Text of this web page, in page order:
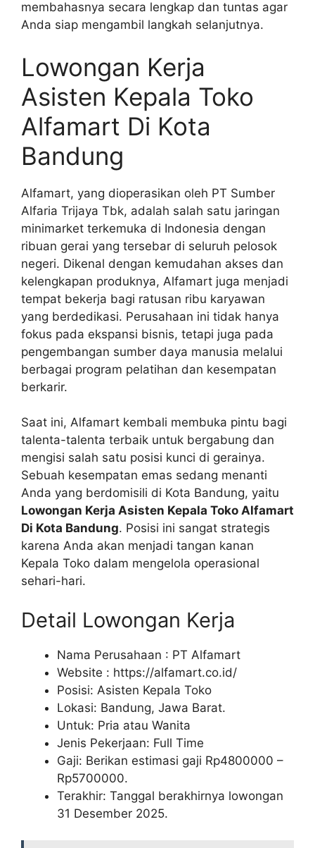
membahasnya secara lengkap dan tuntas agar
Anda siap mengambil langkah selanjutnya.
Lowongan Kerja
Asisten Kepala Toko
Alfamart Di Kota
Bandung
Alfamart, yang dioperasikan oleh PT Sumber
Alfaria Trijaya Tbk, adalah salah satu jaringan
minimarket terkemuka di Indonesia dengan
ribuan gerai yang tersebar di seluruh pelosok
negeri. Dikenal dengan kemudahan akses dan
kelengkapan produknya, Alfamart juga menjadi
tempat bekerja bagi ratusan ribu karyawan
yang berdedikasi. Perusahaan ini tidak hanya
fokus pada ekspansi bisnis, tetapi juga pada
pengembangan sumber daya manusia melalui
berbagai program pelatihan dan kesempatan
berkarir.
Saat ini, Alfamart kembali membuka pintu bagi
talenta-talenta terbaik untuk bergabung dan
mengisi salah satu posisi kunci di gerainya.
Sebuah kesempatan emas sedang menanti
Anda yang berdomisili di Kota Bandung, yaitu
Lowongan Kerja Asisten Kepala Toko Alfamart
Di Kota Bandung. Posisi ini sangat strategis
karena Anda akan menjadi tangan kanan
Kepala Toko dalam mengelola operasional
sehari-hari.
Detail Lowongan Kerja
Nama Perusahaan : PT Alfamart
Website : https://alfamart.co.id/
Posisi: Asisten Kepala Toko
Lokasi: Bandung, Jawa Barat.
Untuk: Pria atau Wanita
Jenis Pekerjaan: Full Time
Gaji: Berikan estimasi gaji Rp4800000 –
Rp5700000.
Terakhir: Tanggal berakhirnya lowongan
31 Desember 2025.